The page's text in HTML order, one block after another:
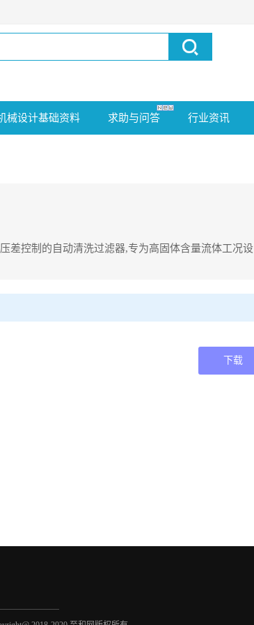
械设计基础资料 求助与问答 行业资讯
差控制的自动清洗过滤器,专为高固体含量流体工况设
下载